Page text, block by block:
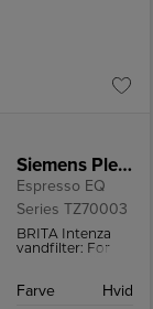
Siemens Plejesæt
Espresso EQ
Series TZ70003
BRITA Intenza
vandfilter: For
længere levetid
Farve
Hvid